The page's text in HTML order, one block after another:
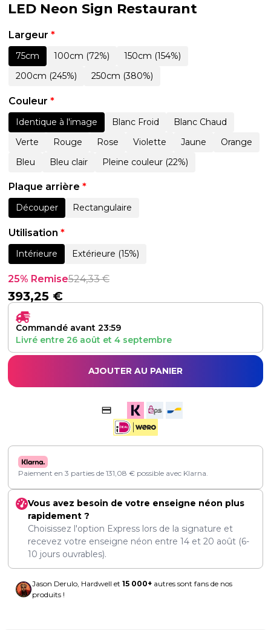
LED Neon Sign Restaurant
Largeur *
75cm 100cm (72%)
150cm (154%)
200cm (245%)
250cm (380%)
Couleur *
Identique à l'image Blanc Froid
Blanc Chaud
Verte
Rouge Rose Violette Jaune
Orange
Bleu
Bleu clair Pleine couleur (22%)
Plaque arrière *
Découper Rectangulaire
Utilisation *
Intérieure Extérieure (15%)
25% Remise524,33€
393,25 €
Commandé avant 23:59
Livré entre 26 août et 4 septembre
AJOUTER AU PANIER
Paiement en 3 parties de 131,08 € possible avec Klarna.
Vous avez besoin de votre enseigne néon plus
rapidement ?
Choisissez l'option Express lors de la signature et
recevez votre enseigne néon entre 14 et 20 août (6-
10 jours ouvrables).
Jason Derulo, Hardwell et 15 000+ autres sont fans de nos
produits !